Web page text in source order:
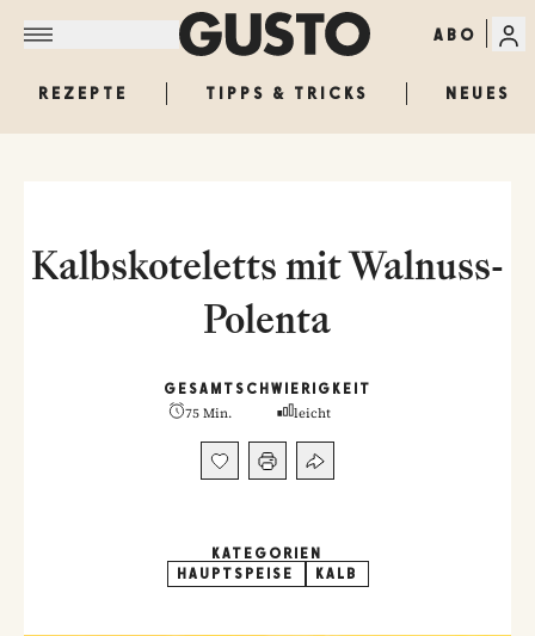
ABO
REZEPTE TIPPS & TRICKS NEUES
Kalbskoteletts mit Walnuss-
Polenta
GESAMT
75 Min.
SCHWIERIGKEIT
leicht
KATEGORIEN
HAUPTSPEISE
KALB